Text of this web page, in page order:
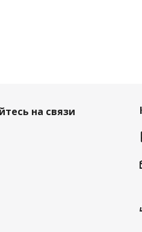
на связи